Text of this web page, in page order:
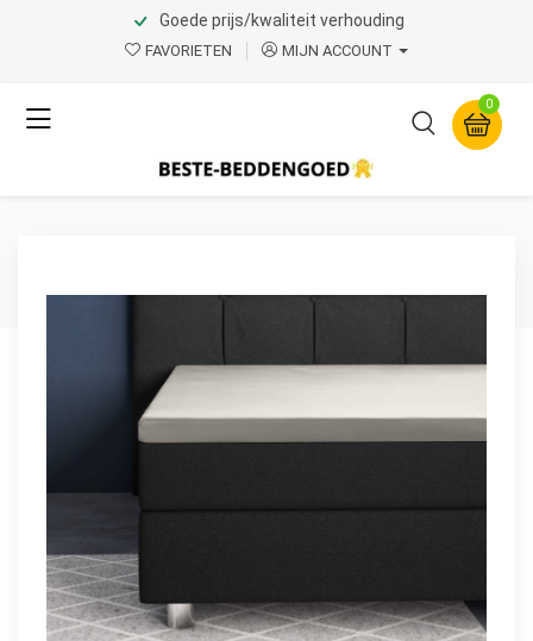
Goede prijs/kwaliteit verhouding
FAVORIETEN MIJN ACCOUNT
0
Home Product Page v.1
Topper Satijn Hoeslaken
Creme 90 x 200